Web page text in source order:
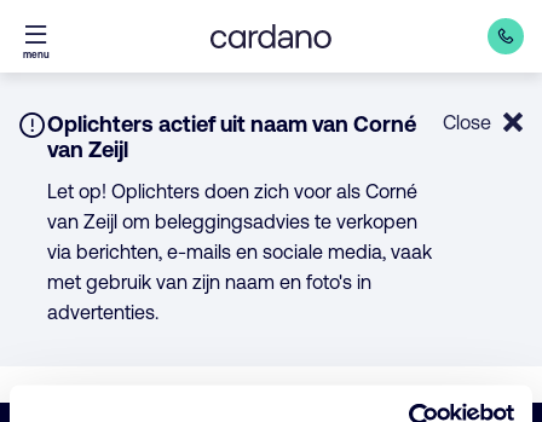
Direct
naar
menu
Notice:
Oplichters actief uit naam van Corné
van Zeijl
Let op! Oplichters doen zich voor als Corné
van Zeijl om beleggingsadvies te verkopen
via berichten, e-mails en sociale media, vaak
met gebruik van zijn naam en foto's in
advertenties.
Close